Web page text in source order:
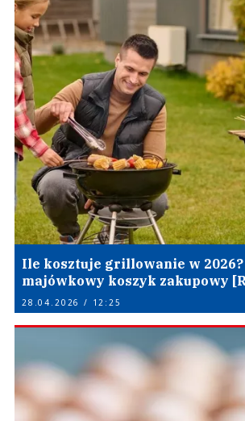
Ile kosztuje grillowanie w 2026?
majówkowy koszyk zakupowy
28.04.2026 / 12:25